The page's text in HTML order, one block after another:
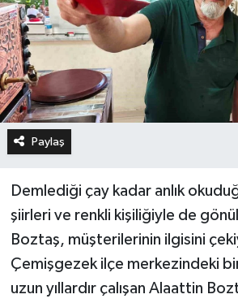
Paylaş
Demlediği çay kadar anlık
şiirleri ve renkli kişiliğiyle de
Boztaş, müşterilerinin ilgisini
Çemişgezek ilçe merkezindeki
uzun yıllardır çalışan Alaattin